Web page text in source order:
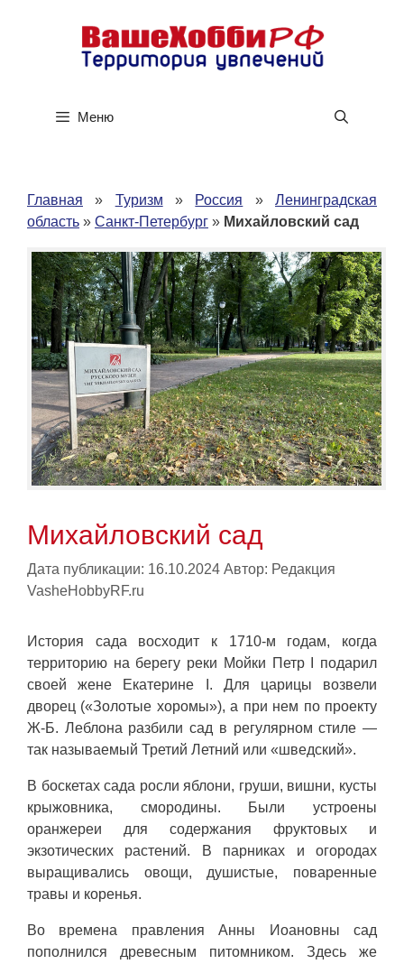
содержимому
Меню
Главная » Туризм » Россия »Ленинградская
область » Санкт-Петербург » Михайловский сад
Михайловский сад
Дата публикации: 16.10.2024 Автор: Редакция
VasheHobbyRF.ru
История сада восходит к 1710-м годам, когда
территорию на берегу реки Мойки Петр I подарил
своей жене Екатерине I. Для царицы возвели
дворец («Золотые хоромы»), а при нем по проекту
Ж-Б. Леблона разбили сад в регулярном стиле —
так называемый Третий Летний или «шведский».
В боскетах сада росли яблони, груши, вишни, кусты
крыжовника, смородины. Были устроены
оранжереи для содержания фруктовых и
экзотических растений. В парниках и огородах
выращивались овощи, душистые, поваренные
травы и коренья.
Во времена правления Анны Иоановны сад
пополнился древесным питомником. Здесь же